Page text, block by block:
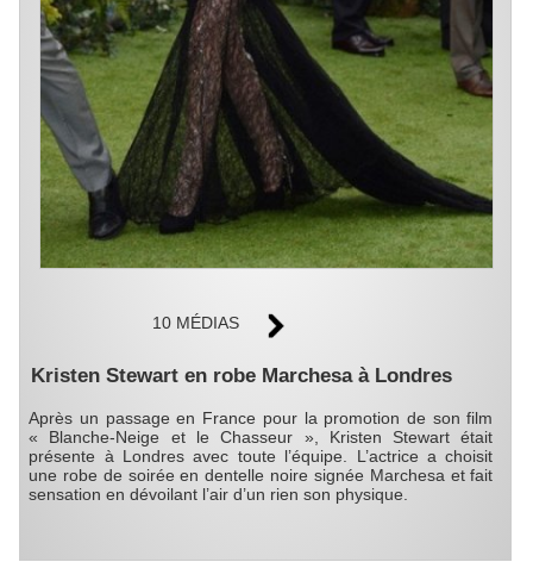
10 MÉDIAS
Kristen Stewart en robe Marchesa à Londres
Après un passage en France pour la promotion de son film
« Blanche-Neige et le Chasseur », Kristen Stewart était
présente à Londres avec toute l’équipe. L’actrice a choisit
une robe de soirée en dentelle noire signée Marchesa et fait
sensation en dévoilant l’air d’un rien son physique.